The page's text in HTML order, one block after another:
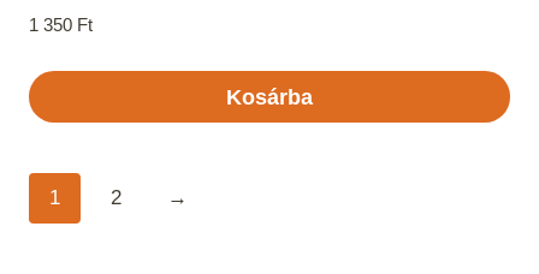
1 350 Ft
Kosárba
1 2 →